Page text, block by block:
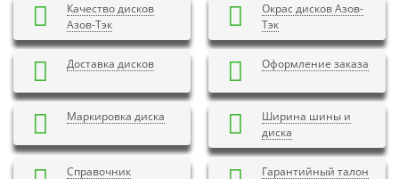
Качество дисков
Азов-Тэк
Окрас дисков Азов-
Тэк
Доставка дисков Оформление заказа
Маркировка диска
Ширина шины и
диска
Справочник
Гарантийный талон